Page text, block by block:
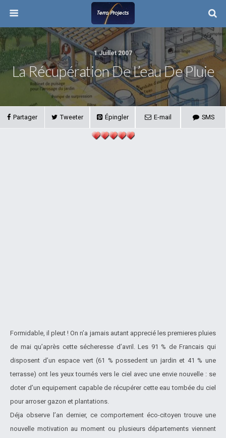
1 Juillet 2007
La Récupération De L’eau De Pluie
Partager Tweeter Épingler E-mail SMS
Formidable, il pleut ! On n’a jamais autant apprecié les premieres pluies
de mai qu’après cette sécheresse d’avril. Les 91 % de Francais qui
disposent d’un espace vert (61 % possedent un jardin et 41 % une
terrasse) ont les yeux tournés vers le ciel avec une envie nouvelle : se
doter d’un equipement capable de récupérer cette eau tombée du ciel
pour arroser gazon et plantations.
Déja observe l’an dernier, ce comportement éco-citoyen trouve une
nouvelle motivation au moment ou plusieurs départements viennent